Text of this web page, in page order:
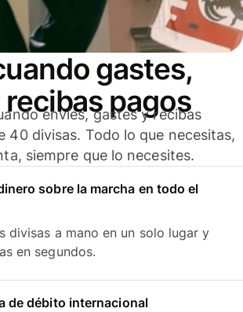
gastes,
pagos
envíes, gastes y recibas
40 divisas. Todo lo que necesitas,
siempre que lo necesites.
sobre la marcha en todo el
divisas a mano en un solo lugar y
en segundos.
de débito internacional